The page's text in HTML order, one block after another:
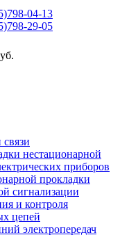
04-13
29-05
нестационарной
приборов
прокладки
сигнализации
и контроля
цепей
электропередач